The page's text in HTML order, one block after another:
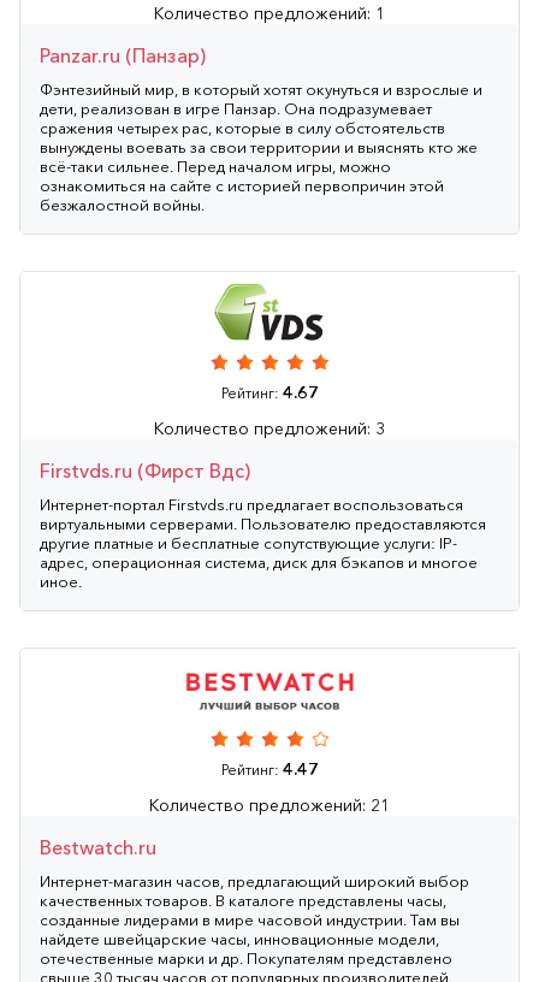
Количество предложений: 1
Panzar.ru (Панзар)
Фэнтезийный мир, в который хотят окунуться и взрослые и
дети, реализован в игре Панзар. Она подразумевает
сражения четырех рас, которые в силу обстоятельств
вынуждены воевать за свои территории и выяснять кто же
всё-таки сильнее. Перед началом игры, можно
ознакомиться на сайте с историей первопричин этой
безжалостной войны.
Рейтинг: 4.67
Количество предложений: 3
Firstvds.ru (Фирст Вдс)
Интернет-портал Firstvds.ru предлагает воспользоваться
виртуальными серверами. Пользователю предоставляются
другие платные и бесплатные сопутствующие услуги: IP-
адрес, операционная система, диск для бэкапов и многое
иное.
Рейтинг: 4.47
Количество предложений: 21
Bestwatch.ru
Интернет-магазин часов, предлагающий широкий выбор
качественных товаров. В каталоге представлены часы,
созданные лидерами в мире часовой индустрии. Там вы
найдете швейцарские часы, инновационные модели,
отечественные марки и др. Покупателям представлено
свыше 30 тысяч часов от популярных производителей.